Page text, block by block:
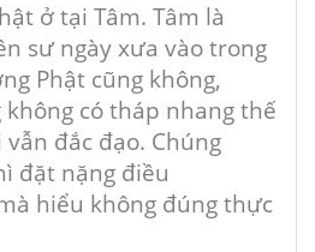
ở tại Tâm. Tâm là
sư ngày xưa vào trong
Phật cũng không,
có tháp nhang thế
vẫn đắc đạo. Chúng
đặt nặng điều
hiểu không đúng thực